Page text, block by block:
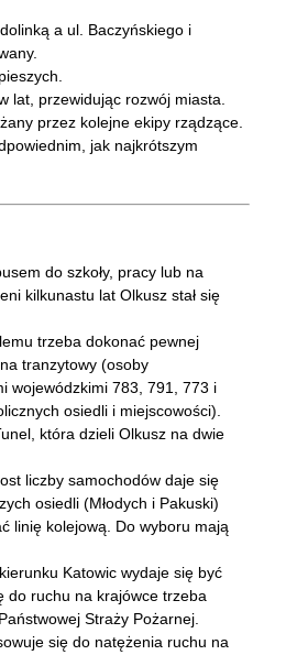
a ul. Baczyńskiego i
lat, przewidując rozwój miasta.
przez kolejne ekipy rządzące.
jak najkrótszym
do szkoły, pracy lub na
kilkunastu lat Olkusz stał się
trzeba dokonać pewnej
tranzytowy (osoby
wojewódzkimi 783, 791, 773 i
osiedli i miejscowości).
która dzieli Olkusz na dwie
liczby samochodów daje się
osiedli (Młodych i Pakuski)
linię kolejową. Do wyboru mają
Katowic wydaje się być
do ruchu na krajówce trzeba
Straży Pożarnej.
się do natężenia ruchu na